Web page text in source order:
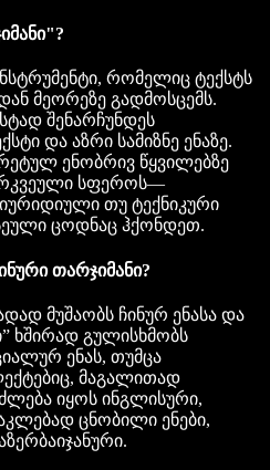
რომელიც ტექსტს
მეორეზე გადმოსცემს.
შენარჩუნდეს
და აზრი სამიზნე ენაზე.
ენობრივ წყვილებზე
სფეროს—
თუ ტექნიკური
ცოდნაც ჰქონდეთ.
თარჯიმანი?
მუშაობს ჩინურ ენასა და
ხშირად გულისხმობს
ენას, თუმცა
მაგალითად
იყოს ინგლისური,
ცნობილი ენები,